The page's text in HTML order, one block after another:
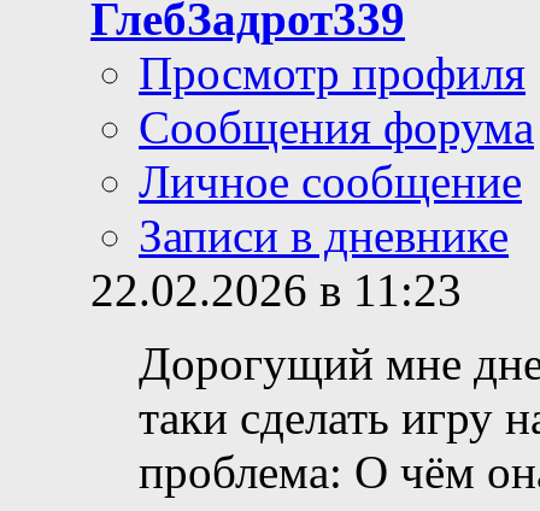
ГлебЗадрот339
Просмотр профиля
Сообщения форума
Личное сообщение
Записи в дневнике
22.02.2026 в 11:23
Дорогущий мне
таки сделать игру
проблема: О чём